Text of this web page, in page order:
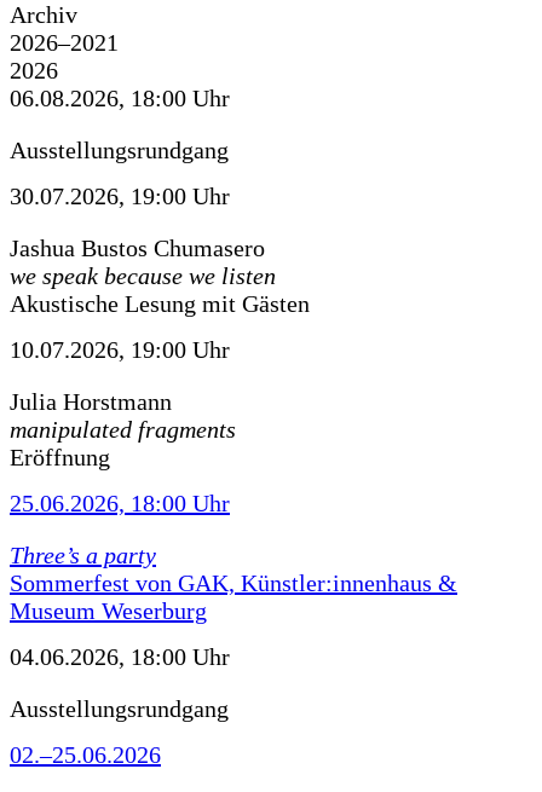
Archiv
2026–2021
2026
06.08.2026, 18:00 Uhr
Ausstellungsrundgang
30.07.2026, 19:00 Uhr
Jashua Bustos Chumasero
we speak because we listen
Akustische Lesung mit Gästen
10.07.2026, 19:00 Uhr
Julia Horstmann
manipulated fragments
Eröffnung
25.06.2026, 18:00 Uhr
Three’s a party
Sommerfest von GAK, Künstler:innenhaus &
Museum Weserburg
04.06.2026, 18:00 Uhr
Ausstellungsrundgang
02.–25.06.2026